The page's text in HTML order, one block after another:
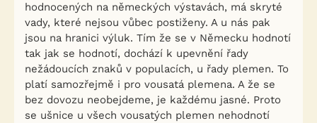
hodnocených na německých výstavách, má skryté
vady, které nejsou vůbec postiženy. A u nás pak
jsou na hranici výluk. Tím že se v Německu hodnotí
tak jak se hodnotí, dochází k upevnění řady
nežádoucích znaků v populacích, u řady plemen. To
platí samozřejmě i pro vousatá plemena. A že se
bez dovozu neobejdeme, je každému jasné. Proto
se ušnice u všech vousatých plemen nehodnotí